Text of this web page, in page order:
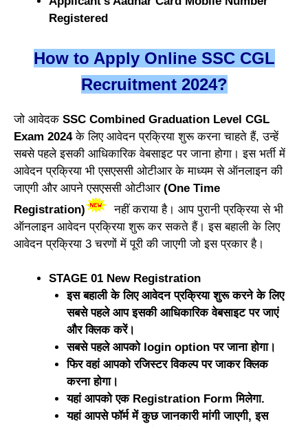
Registered
How to Apply Online SSC CGL
Recruitment 2024?
जो आवेदक SSC Combined Graduation Level CGL
Exam 2024के लिए आवेदन प्रक्रिया शुरू करना चाहते हैं, उन्हें
सबसे पहले इसकी आधिकारिक वेबसाइट पर जाना होगा। इस भर्ती में
आवेदन प्रक्रिया भी एसएससी ओटीआर के माध्यम से ऑनलाइन की
जाएगी और आपने एसएससी ओटीआर(One Time
Registration)
नहीं कराया है। आप पुरानी प्रक्रिया से भी
ऑनलाइन आवेदन प्रक्रिया शुरू कर सकते हैं। इस बहाली के लिए
आवेदन प्रक्रिया 3 चरणों में पूरी की जाएगी जो इस प्रकार है।
STAGE 01 New Registration
इस बहाली के लिए आवेदन प्रक्रिया शुरू करने के लिए
सबसे पहले आप इसकी आधिकारिक वेबसाइट पर जाएं
और क्लिक करें।
सबसे पहले आपको login option पर जाना होगा।
फिर वहां आपको रजिस्टर विकल्प पर जाकर क्लिक
करना होगा।
यहां आपको एक Registration Form मिलेगा.
यहां आपसे फॉर्म में कुछ जानकारी मांगी जाएगी, इस